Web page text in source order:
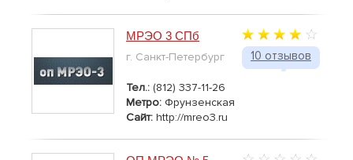
10 отзывов
МРЭО 3 СПб
г. Санкт-Петербург
Тел.: (812) 337-11-26
Метро: Фрунзенская
Сайт: http://mreo3.ru